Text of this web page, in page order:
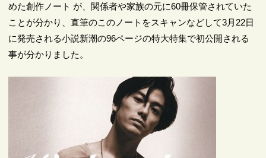
めた創作ノート が、関係者や家族の元に60冊保管されていた
ことが分かり、直筆のこのノートをスキャンなどして3月22日
に発売される小説新潮の96ページの特大特集で初公開される
事が分かりました。